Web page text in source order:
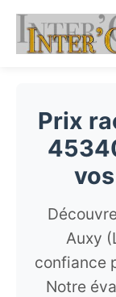
Prix
Auxy
confiance
Notre